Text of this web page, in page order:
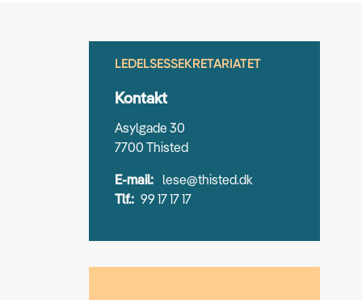
LEDELSESSEKRETARIATET
Kontakt
Asylgade 30
7700 Thisted
E-mail: lese@thisted.dk
Tlf.: 99 17 17 17